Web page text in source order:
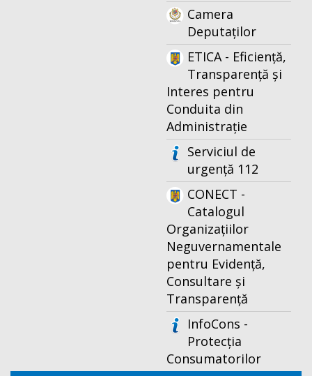
Camera
Deputaților
ETICA - Eficiență,
Transparență și
Interes pentru
Conduita din
Administrație
Serviciul de
urgență 112
CONECT -
Catalogul
Organizațiilor
Neguvernamentale
pentru Evidență,
Consultare și
Transparență
InfoCons -
Protecția
Consumatorilor